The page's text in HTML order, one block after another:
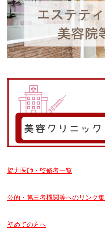
協力医師・監修者一覧
公的・第三者機関等へのリンク集
初めての方へ